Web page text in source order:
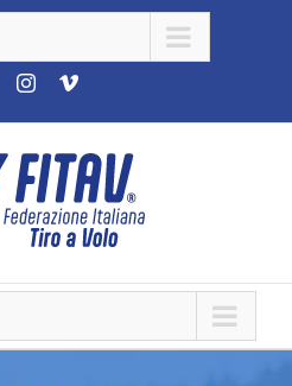
FacebookInstagramVimeo